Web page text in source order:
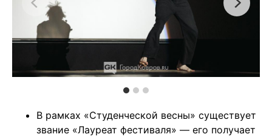
В рамках «Студенческой весны» существует
звание «Лауреат фестиваля» — его получает